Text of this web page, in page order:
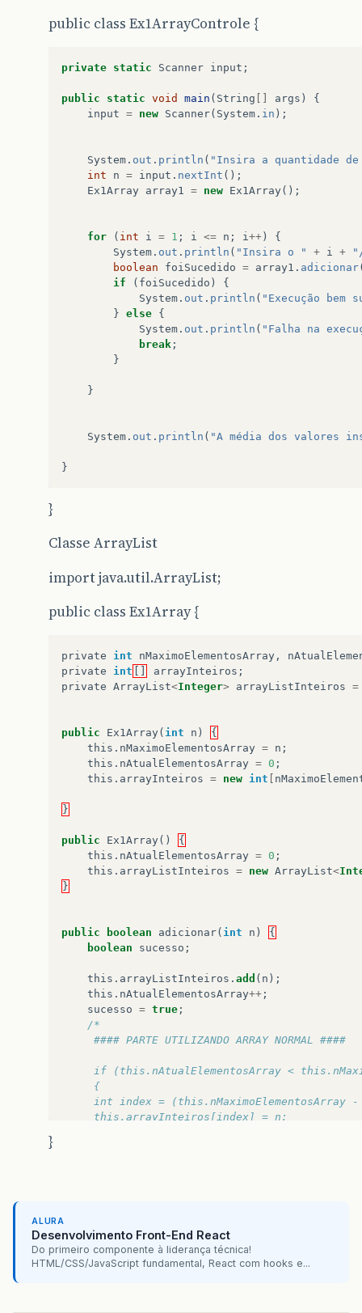
public class Ex1ArrayControle {
private static Scanner input ;
public static void main ( String args )
{
input = new Scanner( System . in );
System . out . println ( "Insira a quantidade
int
n = input . nextInt ();
Ex1Array array1 = new Ex1Array();
for ( int i = 1 ; i <= n ; i ++ )
{
System . out . println ( "Insira o " + i +
boolean
foiSucedido = array1 . adicionar
if
( foiSucedido )
{
System . out . println ( "Execução bem
} else {
System . out . println ( "Falha na
break ;
}
}
System . out . println ( "A média dos valores
}
}
Classe ArrayList
import java.util.ArrayList;
public class Ex1Array {
private int nMaximoElementosArray ,
private
int [] arrayInteiros ;
private ArrayList<Integer> arrayListInteiros =
public Ex1Array( int n )
{
this . nMaximoElementosArray = n ;
this . nAtualElementosArray = 0 ;
this . arrayInteiros = new int [
}
public Ex1Array()
{
this . nAtualElementosArray = 0 ;
this . arrayListInteiros = new ArrayList<
}
public boolean adicionar( int n )
{
boolean
sucesso ;
this . arrayListInteiros . add ( n );
this . nAtualElementosArray++ ;
sucesso = true ;
/*
     #### PARTE UTILIZANDO ARRAY NORMAL ####
if (this.nAtualElementosArray <
     {
int index = (this.nMaximoElementosArray
     this.arrayInteiros[index] = n;
     }*/
return sucesso;
}
}
ALURA
Desenvolvimento Front-End React
Do primeiro componente à liderança técnica!
HTML/CSS/JavaScript fundamental, React com hooks e...